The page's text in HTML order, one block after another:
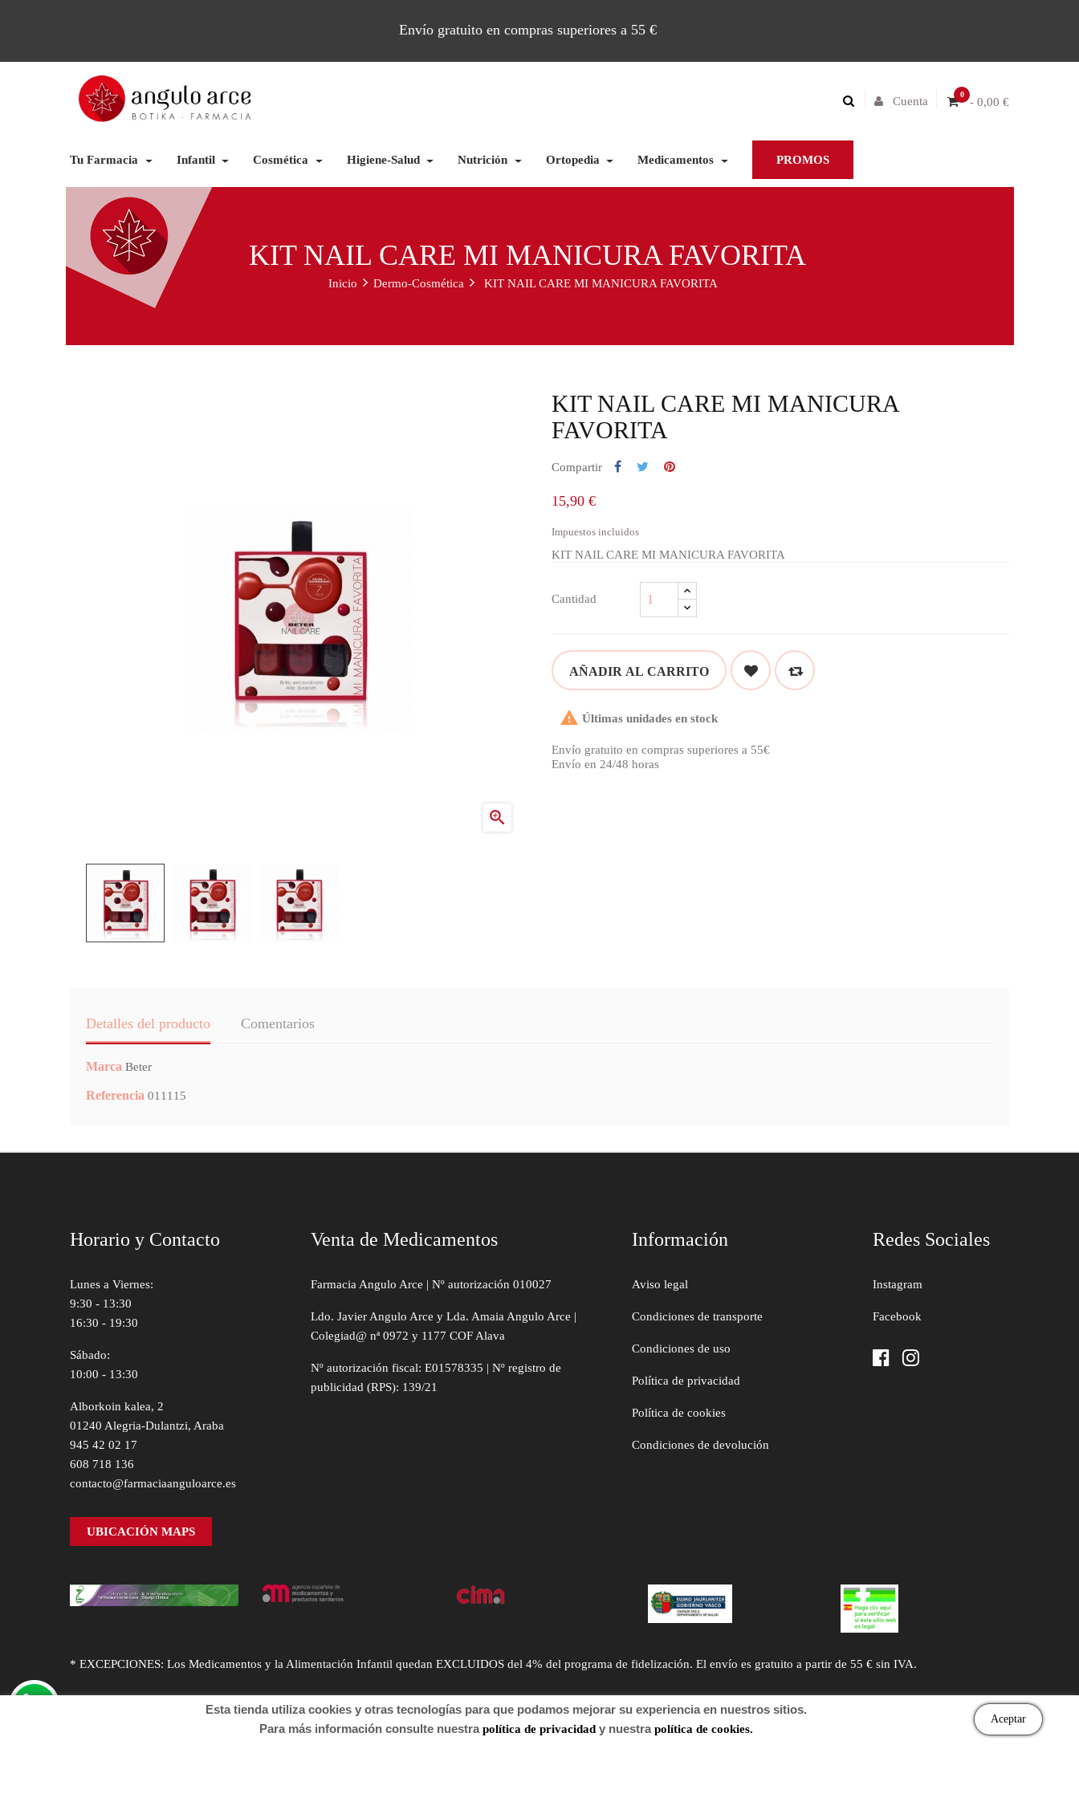
Envío gratuito en compras superiores a 55 €
0
- 0,00 €
Cuenta
Tu Farmacia Infantil Cosmética Higiene-Salud Nutrición Ortopedia Medicamentos PROMOS
KIT NAIL CARE MI MANICURA FAVORITA
Inicio Dermo-Cosmética KIT NAIL CARE MI MANICURA FAVORITA

KIT NAIL CARE MI MANICURA
FAVORITA
Compartir
15,90 €
Impuestos incluidos
KIT NAIL CARE MI MANICURA FAVORITA
Cantidad
AÑADIR AL CARRITO
 Últimas unidades en stock
Envío gratuito en compras superiores a 55€
Envío en 24/48 horas
Detalles del producto Comentarios
Marca Beter
Referencia 011115
Horario y Contacto
Lunes a Viernes:
9:30 - 13:30
16:30 - 19:30
Sábado:
10:00 - 13:30
Alborkoin kalea, 2
01240 Alegria-Dulantzi, Araba
945 42 02 17
608 718 136
contacto@farmaciaanguloarce.es
UBICACIÓN MAPS
Venta de Medicamentos
Farmacia Angulo Arce | Nº autorización 010027
Ldo. Javier Angulo Arce y Lda. Amaia Angulo Arce |
Colegiad@ nª 0972 y 1177 COF Alava
Nº autorización fiscal: E01578335 | Nº registro de
publicidad (RPS): 139/21
Información
Aviso legal
Condiciones de transporte
Condiciones de uso
Política de privacidad
Política de cookies
Condiciones de devolución
Redes Sociales
Instagram
Facebook
* EXCEPCIONES: Los Medicamentos y la Alimentación Infantil quedan EXCLUIDOS del 4% del programa de fidelización. El envío es gratuito a partir de 55 € sin IVA.
Esta tienda utiliza cookies y otras tecnologías para que podamos mejorar su experiencia en nuestros sitios.
Para más información consulte nuestrapolítica de privacidad y nuestrapolítica de cookies.
Aceptar